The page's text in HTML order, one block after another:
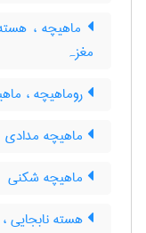
ماهیچه ،
مغزہ
روماهیچه ،
ماهیچه مدادی
ماهیچه شکنی
هسته نابجایی